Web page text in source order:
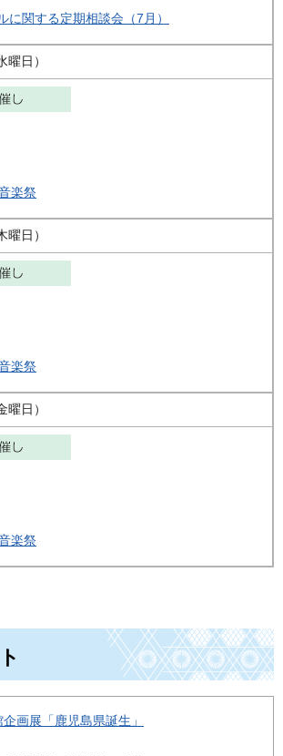
に関する定期相談会（7月）
日）
楽祭
日）
楽祭
日）
楽祭
画展「鹿児島県誕生」